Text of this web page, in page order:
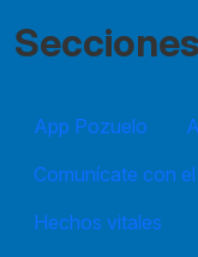
Secciones
App Pozuelo
Comunícate con
Hechos vitales